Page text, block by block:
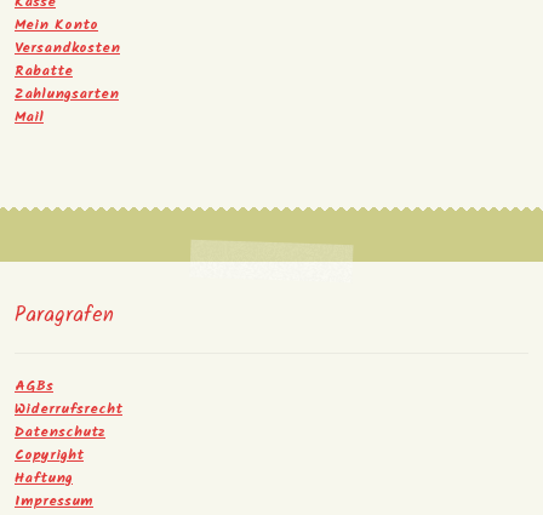
Mein Konto
Versandkosten
Rabatte
Zahlungsarten
Mail
Paragrafen
AGBs
Widerrufsrecht
Datenschutz
Copyright
Haftung
Impressum